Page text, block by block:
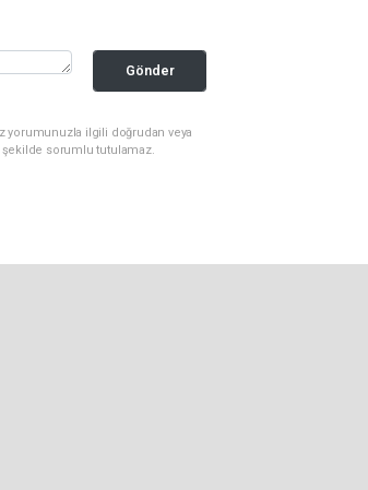
Gönder
yorumunuzla ilgili doğrudan veya
şekilde sorumlu tutulamaz.